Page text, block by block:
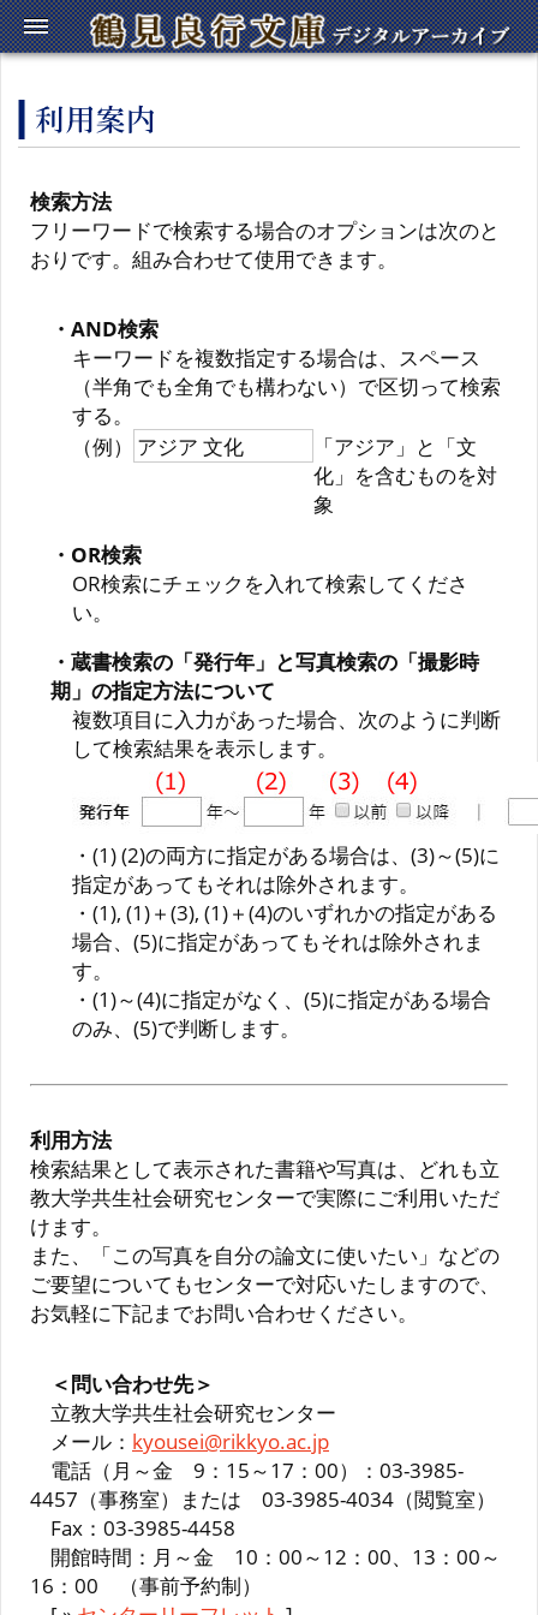
検索方法
フリーワードで検索する場合のオプションは次のと
おりです。組み合わせて使用できます。
・AND検索
キーワードを複数指定する場合は、スペース
（半角でも全角でも構わない）で区切って検索
する。
（例）
アジア 文化
「アジア」と「文
化」を含むものを対
象
・OR検索
OR検索にチェックを入れて検索してくださ
い。
・蔵書検索の「発行年」と写真検索の「撮影時
期」の指定方法について
複数項目に入力があった場合、次のように判断
して検索結果を表示します。
・(1) (2)の両方に指定がある場合は、(3)～(5)に
指定があってもそれは除外されます。
・(1), (1)＋(3), (1)＋(4)のいずれかの指定がある
場合、(5)に指定があってもそれは除外されま
す。
・(1)～(4)に指定がなく、(5)に指定がある場合
のみ、(5)で判断します。
利用方法
検索結果として表示された書籍や写真は、どれも立
教大学共生社会研究センターで実際にご利用いただ
けます。
また、「この写真を自分の論文に使いたい」などの
ご要望についてもセンターで対応いたしますので、
お気軽に下記までお問い合わせください。
＜問い合わせ先＞
立教大学共生社会研究センター
メール： kyousei@rikkyo.ac.jp
電話（月～金 9：15～17：00）：03-3985-
4457（事務室）または 03-3985-4034（閲覧室）
Fax：03-3985-4458
開館時間：月～金 10：00～12：00、13：00～
16：00 （事前予約制）